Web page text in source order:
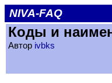
NIVA-FAQ
Коды и
Автор ivbks